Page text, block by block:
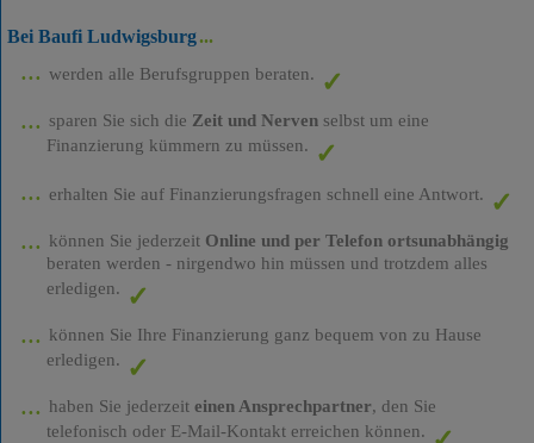
Bei Baufi Ludwigsburg
werden alle Berufsgruppen beraten.
sparen Sie sich die Zeit und Nervenselbst um eine
Finanzierung kümmern zu müssen.
erhalten Sie auf Finanzierungsfragen schnell eine Antwort.
können Sie jederzeit Online und per Telefon ortsunabhängig
beraten werden - nirgendwo hin müssen und trotzdem alles
erledigen.
können Sie Ihre Finanzierung ganz bequem von zu Hause
erledigen.
haben Sie jederzeit einen Ansprechpartner, den Sie
telefonisch oder E-Mail-Kontakt erreichen können.